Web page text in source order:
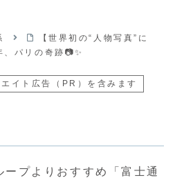
【世界初の“人物写真”に
パリの奇跡📷✨
イト広告（PR）を含みます
ープよりおすすめ「富士通